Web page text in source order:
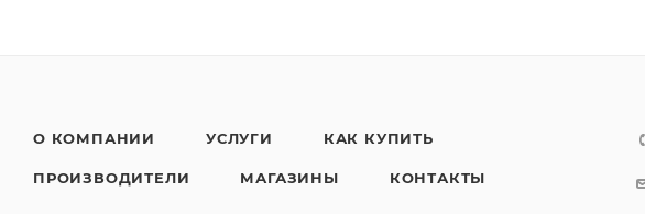
О КОМПАНИИ УСЛУГИ КАК КУПИТЬ
ПРОИЗВОДИТЕЛИ МАГАЗИНЫ КОНТАКТЫ